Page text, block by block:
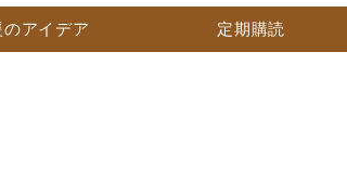
のアイデア 定期購読